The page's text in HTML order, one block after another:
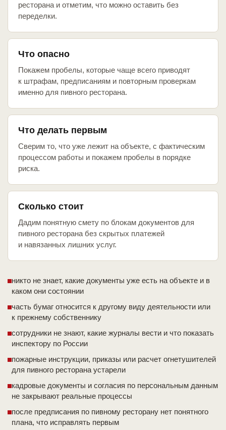
ресторана и отметим, что можно оставить без
переделки.
Что опасно
Покажем пробелы, которые чаще всего приводят
к штрафам, предписаниям и повторным проверкам
именно для пивного ресторана.
Что делать первым
Сверим то, что уже лежит на объекте, с фактическим
процессом работы и покажем пробелы в порядке
риска.
Сколько стоит
Дадим понятную смету по блокам документов для
пивного ресторана без скрытых платежей
и навязанных лишних услуг.
никто не знает, какие документы уже есть на объекте и в
каком они состоянии
часть бумаг относится к другому виду деятельности или
к прежнему собственнику
сотрудники не знают, какие журналы вести и что показать
инспектору по России
пожарные инструкции, приказы или расчет огнетушителей
для пивного ресторана устарели
кадровые документы и согласия по персональным данным
не закрывают реальные процессы
после предписания по пивному ресторану нет понятного
плана, что исправлять первым